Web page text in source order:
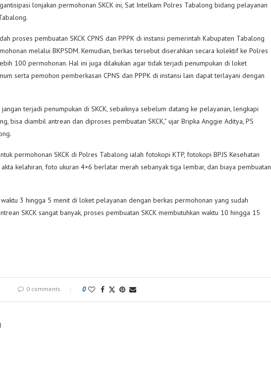
lonjakan permohonan SKCK ini, Sat Intelkam Polres Tabalong bidang pelayanan
proses pembuatan SKCK CPNS dan PPPK di instansi pemerintah Kabupaten Tabalong
melalui BKPSDM. Kemudian, berkas tersebut diserahkan secara kolektif ke Polres
100 permohonan. Hal ini juga dilakukan agar tidak terjadi penumpukan di loket
serta pemohon pemberkasan CPNS dan PPPK di instansi lain dapat terlayani dengan
terjadi penumpukan di SKCK, sebaiknya sebelum datang ke pelayanan, lengkapi
bisa diambil antrean dan diproses pembuatan SKCK,” ujar Bripka Anggie Aditya, PS
permohonan SKCK di Polres Tabalong ialah fotokopi KTP, fotokopi BPJS Kesehatan
kelahiran, foto ukuran 4×6 berlatar merah sebanyak tiga lembar, dan biaya pembuatan
waktu 3 hingga 5 menit di loket pelayanan dengan berkas permohonan yang sudah
SKCK sangat banyak, proses pembuatan SKCK membutuhkan waktu 10 hingga 15
0 comments 0